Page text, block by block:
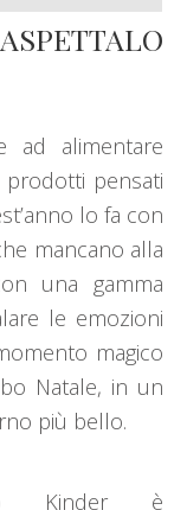
ad alimentare
prodotti pensati
lo fa con
mancano alla
una gamma
le emozioni
magico
Natale, in un
più bello.
Kinder è